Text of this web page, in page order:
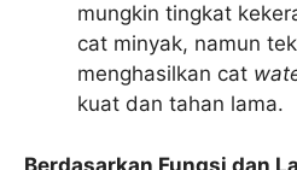
mungkin tingkat
cat minyak, namun
menghasilkan cat
kuat dan tahan lama.
Berdasarkan Fungsi dan